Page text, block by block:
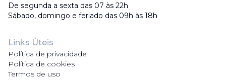
De segunda a sexta das 07 às 22h
Sábado, domingo e feriado das 09h às 18h
Links Úteis
Política de privacidade
Política de cookies
Termos de uso